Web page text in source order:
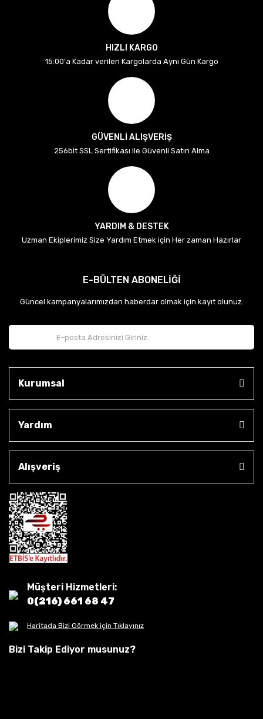
HIZLI KARGO
15:00'a Kadar verilen Kargolarda Aynı Gün Kargo
GÜVENLİ ALIŞVERİŞ
256bit SSL Sertifikası ile Güvenli Satın Alma
YARDIM & DESTEK
Uzman Ekiplerimiz Size Yardım Etmek için Her zaman Hazırlar
E-BÜLTEN ABONELİĞİ
Güncel kampanyalarımızdan haberdar olmak için kayıt olunuz.
Kurumsal
Yardım
Alışveriş
Müşteri Hizmetleri:
0(216) 661 68 47
Haritada Bizi Görmek için Tıklayınız
Bizi Takip Ediyor musunuz?